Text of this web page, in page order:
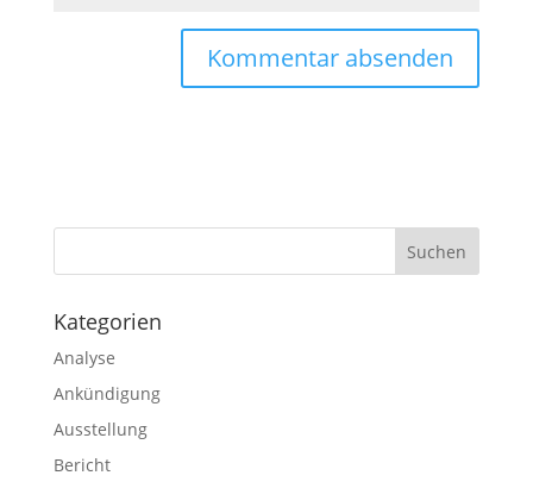
Kategorien
Analyse
Ankündigung
Ausstellung
Bericht